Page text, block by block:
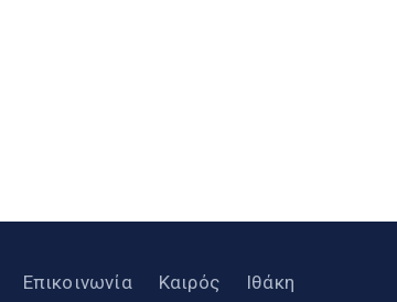
Επικοινωνία Καιρός Ιθάκη